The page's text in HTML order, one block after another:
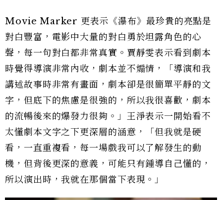
Movie Marker 更表示《瀑布》最珍貴的亮點是
對白豐富，電影中大量的對白勇於坦露角色的心
聲，每一句對白都非常真實。賈靜雯表示看到劇本
時覺得導演非常內收，劇本並不煽情，「導演和我
講述故事時非常有畫面，劇本卻是很簡單平靜的文
字，但底下的焦慮是很強的，所以我很喜歡，劇本
的流暢後來的爆發力很夠。」王淨表示一開始看不
太懂劇本文字之下更深層的涵意，「但我就是硬
看，一直重複看，每一場戲我可以了解發生的動
機，但背後更深的意義，可能只有鍾導自己懂的，
所以演出時，我就在那個當下表現。」